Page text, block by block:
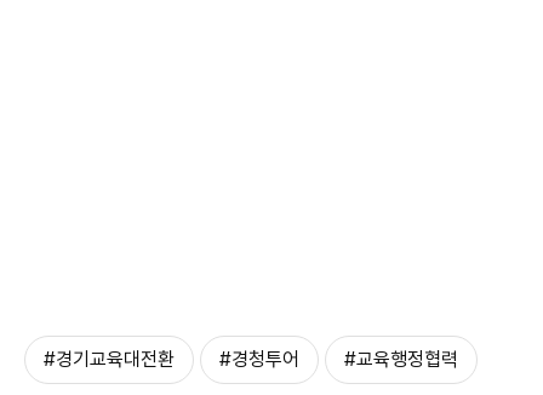
#경기교육대전환 #경청투어 #교육행정협력